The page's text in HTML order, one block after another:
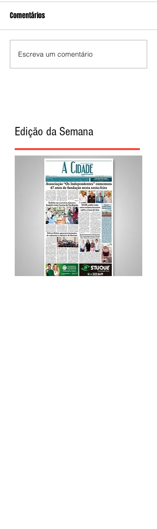
Comentários
Escreva um comentário
Edição da Semana